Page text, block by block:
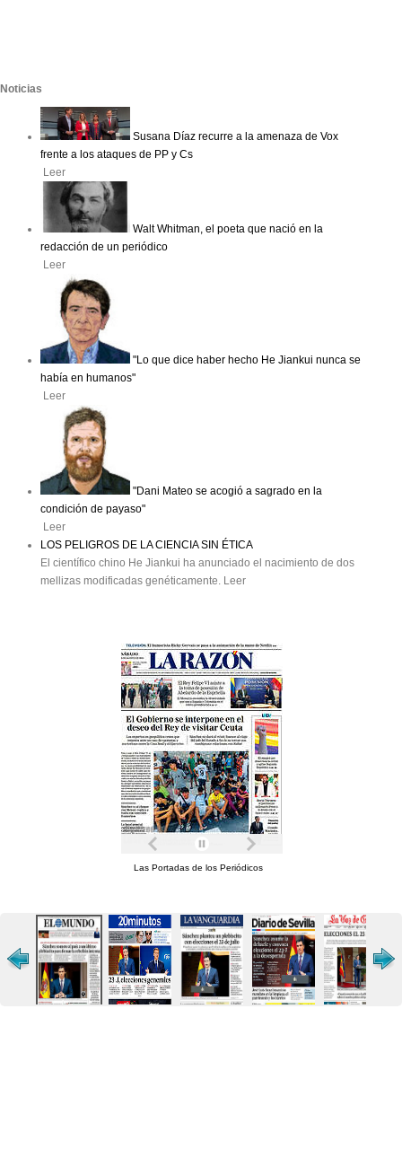
Noticias
Susana Díaz recurre a la amenaza de Vox
frente a los ataques de PP y Cs
Leer
Walt Whitman, el poeta que nació en la
redacción de un periódico
Leer
"Lo que dice haber hecho He Jiankui nunca se
había en humanos"
Leer
"Dani Mateo se acogió a sagrado en la
condición de payaso"
Leer
LOS PELIGROS DE LA CIENCIA SIN ÉTICA
El científico chino He Jiankui ha anunciado el nacimiento de dos
mellizas modificadas genéticamente. Leer
Las Portadas de los Periódicos